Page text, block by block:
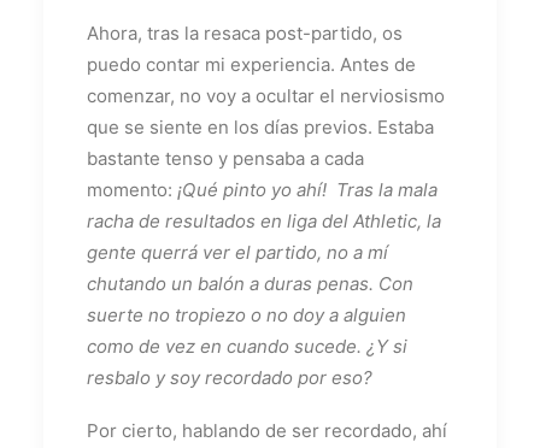
Ahora, tras la resaca post-partido, os
puedo contar mi experiencia. Antes de
comenzar, no voy a ocultar el nerviosismo
que se siente en los días previos. Estaba
bastante tenso y pensaba a cada
momento: ¡Qué pinto yo ahí! Tras la mala
racha de resultados en liga del Athletic, la
gente querrá ver el partido, no a mí
chutando un balón a duras penas. Con
suerte no tropiezo o no doy a alguien
como de vez en cuando sucede. ¿Y si
resbalo y soy recordado por eso?
Por cierto, hablando de ser recordado, ahí